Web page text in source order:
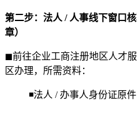
第二步：法人 / 人事线下窗口
章）
◼前往企业工商注册地区人才
区办理，所需资料：
◾法人 / 办事人身份证原